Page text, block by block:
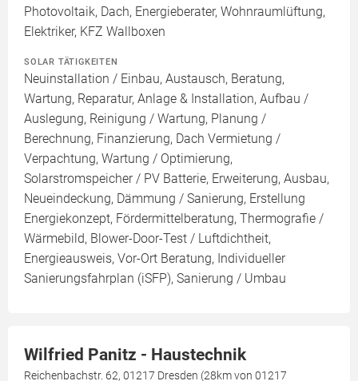
Photovoltaik, Dach, Energieberater, Wohnraumlüftung,
Elektriker, KFZ Wallboxen
SOLAR TÄTIGKEITEN
Neuinstallation / Einbau, Austausch, Beratung,
Wartung, Reparatur, Anlage & Installation, Aufbau /
Auslegung, Reinigung / Wartung, Planung /
Berechnung, Finanzierung, Dach Vermietung /
Verpachtung, Wartung / Optimierung,
Solarstromspeicher / PV Batterie, Erweiterung, Ausbau,
Neueindeckung, Dämmung / Sanierung, Erstellung
Energiekonzept, Fördermittelberatung, Thermografie /
Wärmebild, Blower-Door-Test / Luftdichtheit,
Energieausweis, Vor-Ort Beratung, Individueller
Sanierungsfahrplan (iSFP), Sanierung / Umbau
Wilfried Panitz - Haustechnik
Reichenbachstr. 62, 01217 Dresden (28km von 01217